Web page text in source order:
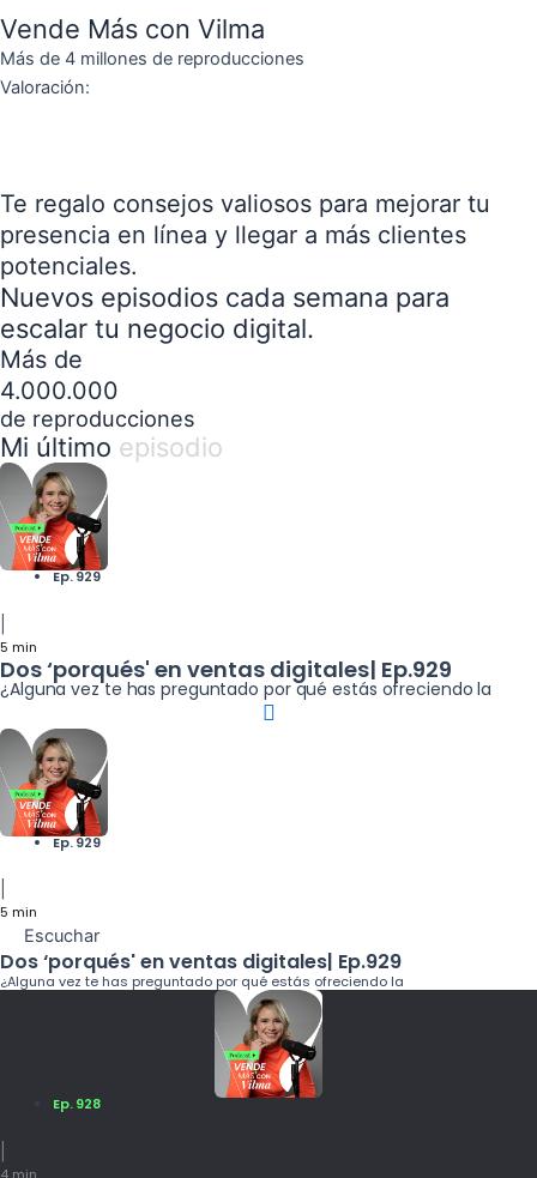
Vende Más con Vilma
Más de 4 millones de reproducciones
Valoración:
Te regalo consejos valiosos para mejorar tu
presencia en línea y llegar a más clientes
potenciales.
Nuevos episodios cada semana para
escalar tu negocio digital.
Más de
4.000.000
de reproducciones
Mi último episodio
Ep. 929
5 min
Dos ‘porqués' en ventas digitales| Ep.929
¿Alguna vez te has preguntado por qué estás ofreciendo la
Ep. 929
5 min
Escuchar
Dos ‘porqués' en ventas digitales| Ep.929
¿Alguna vez te has preguntado por qué estás ofreciendo la
Ep. 928